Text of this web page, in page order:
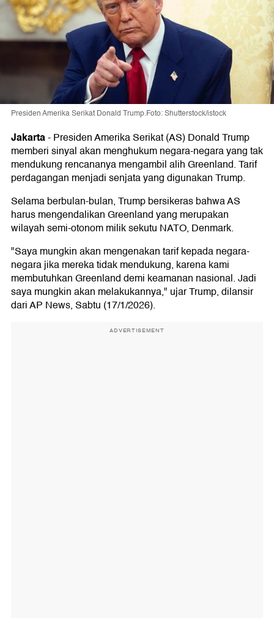
Presiden Amerika Serikat Donald Trump.Foto: Shutterstock/istock
Jakarta-Presiden Amerika Serikat (AS) Donald Trump
memberi sinyal akan menghukum negara-negara yang tak
mendukung rencananya mengambil alih Greenland. Tarif
perdagangan menjadi senjata yang digunakan Trump.
Selama berbulan-bulan, Trump bersikeras bahwa AS
harus mengendalikan Greenland yang merupakan
wilayah semi-otonom milik sekutu NATO, Denmark.
"Saya mungkin akan mengenakan tarif kepada negara-
negara jika mereka tidak mendukung, karena kami
membutuhkan Greenland demi keamanan nasional. Jadi
saya mungkin akan melakukannya," ujar Trump, dilansir
dari AP News, Sabtu (17/1/2026).
ADVERTISEMENT